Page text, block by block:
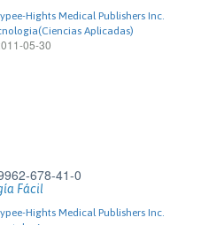
Hights Medical Publishers Inc.
Aplicadas)
05-30
678-41-0
Fácil
Hights Medical Publishers Inc.